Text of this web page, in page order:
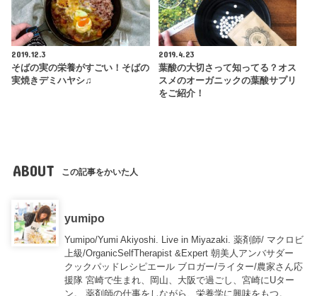
2019.12.3
そばの実の栄養がすごい！そばの
実焼きデミハヤシ♫
2019.4.23
葉酸の大切さって知ってる？オス
スメのオーガニックの葉酸サプリ
をご紹介！
ABOUT この記事をかいた人
yumipo
Yumipo/Yumi Akiyoshi. Live in Miyazaki. 薬剤師/ マクロビ
上級/OrganicSelfTherapist &Expert 朝美人アンバサダー
クックパッドレシピエール ブロガー/ライター/農家さん応
援隊 宮崎で生まれ、岡山、大阪で過ごし、宮崎にUター
ン。 薬剤師の仕事をしながら、栄養学に興味をもつ。